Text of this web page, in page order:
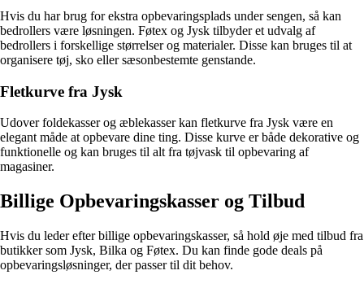
Hvis du har brug for ekstra opbevaringsplads under sengen, så kan
bedrollers være løsningen. Føtex og Jysk tilbyder et udvalg af
bedrollers i forskellige størrelser og materialer. Disse kan bruges til at
organisere tøj, sko eller sæsonbestemte genstande.
Fletkurve fra Jysk
Udover foldekasser og æblekasser kan fletkurve fra Jysk være en
elegant måde at opbevare dine ting. Disse kurve er både dekorative og
funktionelle og kan bruges til alt fra tøjvask til opbevaring af
magasiner.
Billige Opbevaringskasser og Tilbud
Hvis du leder efter billige opbevaringskasser, så hold øje med tilbud fra
butikker som Jysk, Bilka og Føtex. Du kan finde gode deals på
opbevaringsløsninger, der passer til dit behov.